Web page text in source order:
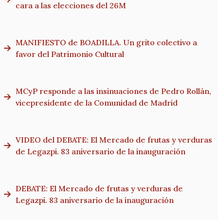
cara a las elecciones del 26M
MANIFIESTO de BOADILLA. Un grito colectivo a
favor del Patrimonio Cultural
MCyP responde a las insinuaciones de Pedro Rollán,
vicepresidente de la Comunidad de Madrid
VIDEO del DEBATE: El Mercado de frutas y verduras
de Legazpi. 83 aniversario de la inauguración
DEBATE: El Mercado de frutas y verduras de
Legazpi. 83 aniversario de la inauguración